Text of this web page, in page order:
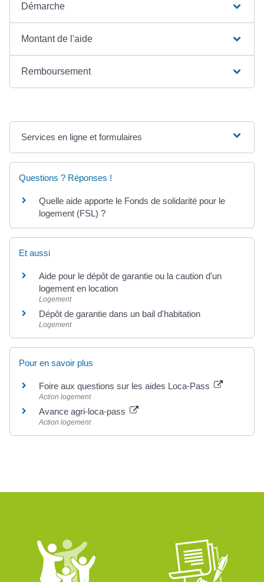
Démarche
Montant de l'aide
Remboursement
Services en ligne et formulaires
Questions ? Réponses !
Quelle aide apporte le Fonds de solidarité pour le
logement (FSL) ?
Et aussi
Aide pour le dépôt de garantie ou la caution d'un
logement en location
Logement
Dépôt de garantie dans un bail d'habitation
Logement
Pour en savoir plus
Foire aux questions sur les aides Loca-Pass
Action logement
Avance agri-loca-pass
Action logement